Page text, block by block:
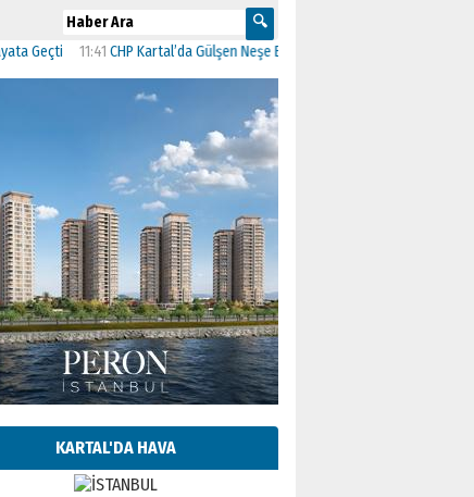
11:41CHP Kartal’da Gülşen Neşe Büklü dönemi
KARTAL'DA HAVA